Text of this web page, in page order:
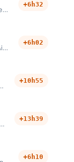
Lisbon Portela Airport → Guararapes-Gilberto Freyre International Airport
+6h32
Adolfo Suarez Madrid-Barajas Airport → Lisbon Portela Airport
+6h02
Carlos Jobim International Airport
+10h55
London Heathrow Airport → Lisbon Portela Airport
+13h39
+6h10